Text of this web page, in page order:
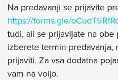
Na predavanji se prijavite
https://forms.gle/
tudi, ali se prijavljate na
izberete termin predavanja,
prijaviti. Za vsa dodatna
vam na voljo.